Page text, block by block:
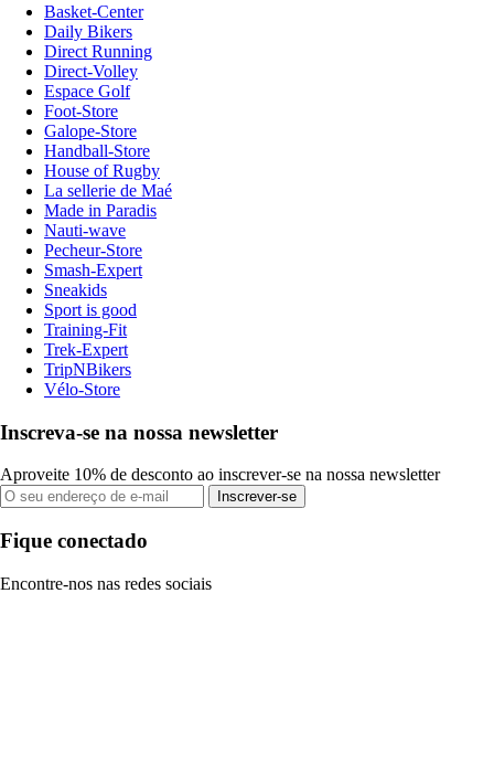
Basket-Center
Daily Bikers
Direct Running
Direct-Volley
Espace Golf
Foot-Store
Galope-Store
Handball-Store
House of Rugby
La sellerie de Maé
Made in Paradis
Nauti-wave
Pecheur-Store
Smash-Expert
Sneakids
Sport is good
Training-Fit
Trek-Expert
TripNBikers
Vélo-Store
Inscreva-se na nossa newsletter
Aproveite 10% de desconto ao inscrever-se na nossa newsletter
Inscrever-se
Fique conectado
Encontre-nos nas redes sociais